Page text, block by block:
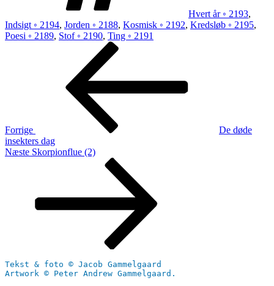
Hvert år ◦ 2193,
Indsigt ◦ 2194, Jorden ◦ 2188, Kosmisk ◦ 2192, Kredsløb ◦ 2195,
Poesi ◦ 2189, Stof ◦ 2190, Ting ◦ 2191
Indlægsnavigation
Forrige
De døde
insekters dag
Næste
Næste Skorpionflue (2)
Tekst & foto © Jacob Gammelgaard
Artwork © Peter Andrew Gammelgaard.